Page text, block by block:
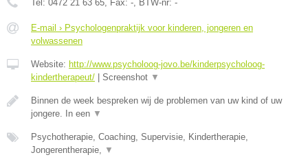
Tel: 0472 21 63 65, Fax: -, BTW-nr: -
E-mail › Psychologenpraktijk voor kinderen, jongeren en
volwassenen
Website: http://www.psycholoog-jovo.be/kinderpsycholoog-
kindertherapeut/
Screenshot ▼
Binnen de week bespreken wij de problemen van uw kind of uw
jongere. In een ▼
Psychotherapie, Coaching, Supervisie, Kindertherapie,
Jongerentherapie, ▼